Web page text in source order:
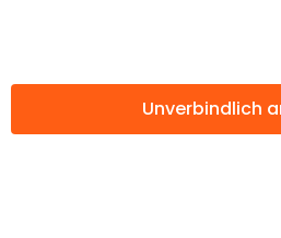
Unverbindlich